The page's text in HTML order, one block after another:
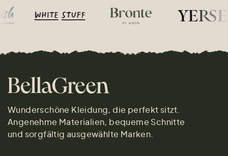
Wunderschöne Kleidung, die perfekt sitzt.
Angenehme Materialien, bequeme Schnitte
und sorgfältig ausgewählte Marken.